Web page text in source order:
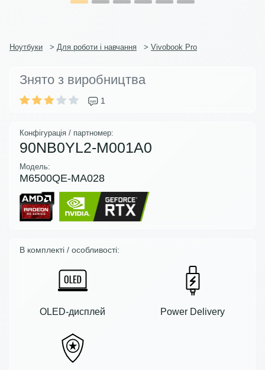
Ноутбуки > Для роботи і навчання > Vivobook Pro
Знято з виробництва
1
Конфігурація / партномер:
90NB0YL2-M001A0
Модель:
M6500QE-MA028
В комплекті / особливості:
OLED-дисплей Power Delivery